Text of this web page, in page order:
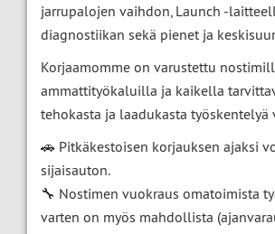
jarrupalojen vaihdon, Launch -
diagnostiikan sekä pienet ja
Korjaamomme on varustettu
ammattityökaluilla ja kaikella
tehokasta ja laadukasta työskentelyä
🚗 Pitkäkestoisen korjauksen ajaksi
sijaisauton.
🔧 Nostimen vuokraus omatoimista
varten on myös mahdollista